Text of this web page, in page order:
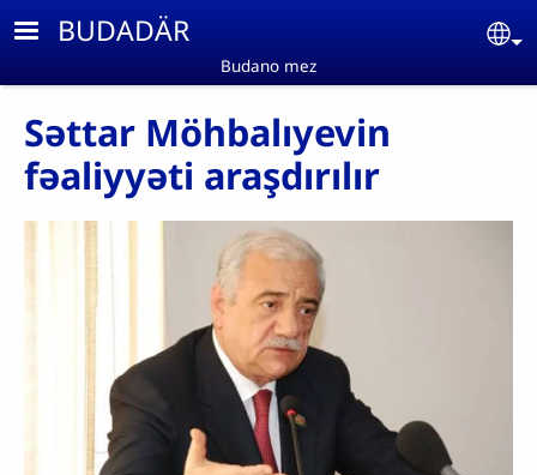
Skip to main content
BUDADÄR
Budano mez
Səttar Möhbalıyevin
fəaliyyəti araşdırılır